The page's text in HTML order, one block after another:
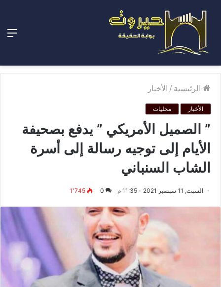
الرئيسية / الأخبار
الأخبار محليات
” الصميل الأمريكي ” يدفع بصحيفة
الأيام إلى توجيه رسالة إلى أسرة
الشاب السنباني
السبت, 11 سبتمبر 2021 - 11:35 م 0 1٬745